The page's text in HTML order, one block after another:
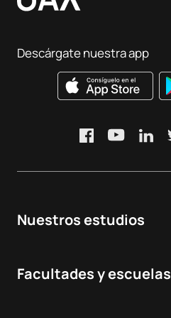
Nuestros estudios
Grados Universitarios
Facultades y escuelas
Descárgate nuestra app